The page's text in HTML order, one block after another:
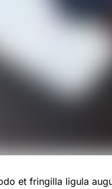
et fringilla ligula